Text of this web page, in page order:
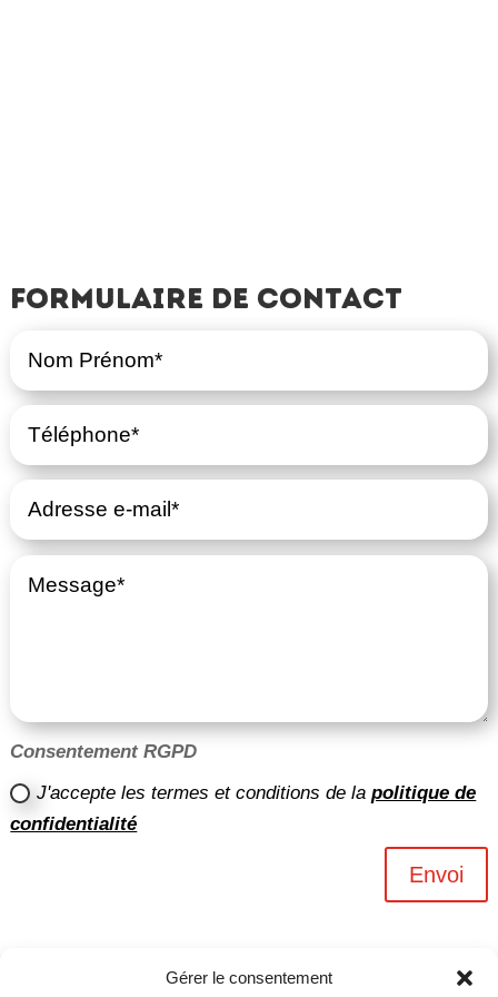
Gérer le consentement
Formulaire de contact
Consentement RGPD
J'accepte les termes et conditions de lapolitique de
confidentialité
Envoi